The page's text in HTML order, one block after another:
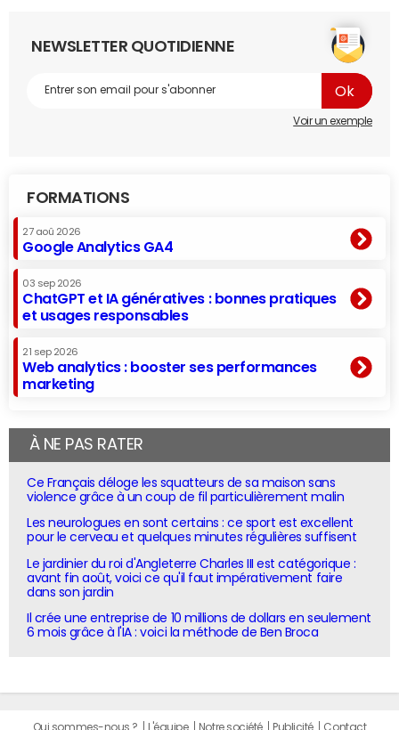
NEWSLETTER QUOTIDIENNE
Voir un exemple
FORMATIONS
27 aoû 2026
Google Analytics GA4
03 sep 2026
ChatGPT et IA génératives : bonnes pratiques
et usages responsables
21 sep 2026
Web analytics : booster ses performances
marketing
À NE PAS RATER
Ce Français déloge les squatteurs de sa maison sans
violence grâce à un coup de fil particulièrement malin
Les neurologues en sont certains : ce sport est excellent
pour le cerveau et quelques minutes régulières suffisent
Le jardinier du roi d'Angleterre Charles III est catégorique :
avant fin août, voici ce qu'il faut impérativement faire
dans son jardin
Il crée une entreprise de 10 millions de dollars en seulement
6 mois grâce à l'IA : voici la méthode de Ben Broca
Qui sommes-nous ? L'équipe Notre société Publicité Contact